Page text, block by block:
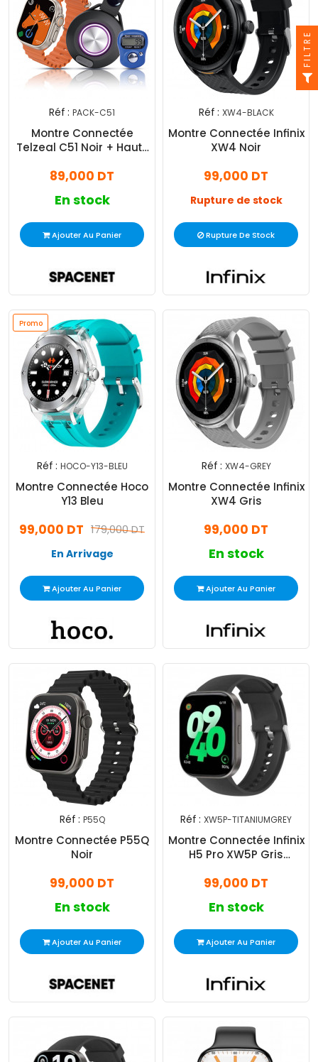
Réf : PACK-C51
Montre Connectée
Telzeal C51 Noir + Haut-
Electronique
89,000 DT
En stock
Ajouter Au Panier
Réf : XW4-BLACK
Montre Connectée Infinix
XW4 Noir
99,000 DT
Rupture de stock
Rupture De Stock
Promo
Réf : HOCO-Y13-BLEU
Montre Connectée Hoco
Y13 Bleu
179,000 DT
99,000 DT
En Arrivage
Ajouter Au Panier
Réf : XW4-GREY
Montre Connectée Infinix
XW4 Gris
99,000 DT
En stock
Ajouter Au Panier
Réf : P55Q
Montre Connectée P55Q
Noir
99,000 DT
En stock
Ajouter Au Panier
Réf : XW5P-TITANIUMGREY
Montre Connectée Infinix
H5 Pro XW5P Gris
99,000 DT
En stock
Ajouter Au Panier
FILTRE